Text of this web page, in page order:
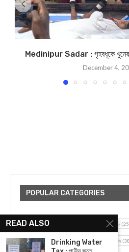
Medinipur Sadar : গৃহবধূকে খুনের
December 4,
POPULAR CATEGORIES
UNCATEGORIZED আজকের সেরা ১০
খেলাধূলো(5) জেলার খবর(602) ঝাড়গ্রাম
READ ALSO
Drinking Water